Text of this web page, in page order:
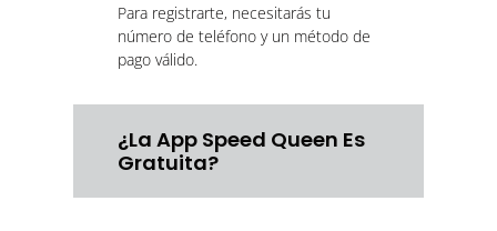
Para registrarte, necesitarás tu
número de teléfono y un método de
pago válido.
¿La App Speed Queen Es
Gratuita?